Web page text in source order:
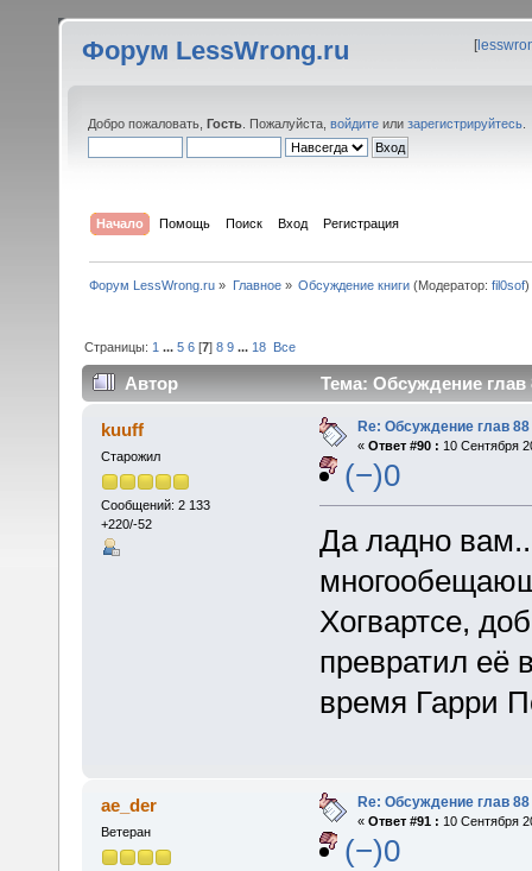
Форум LessWrong.ru [
Добро пожаловать, Гость . Пожалуйста, войдите или зарегистрируйтесь
Начало Помощь Поиск Вход Регистрация
Форум LessWrong.ru » Главное» Обсуждение книги(Модератор: fil0sof)
Страницы: 1 ...5 6 [7]8 9 ... 18 Все
Автор Тема: Обсуждение глав
kuuff
Старожил
Сообщений: 2 133
+220/-52
Re: Обсуждение глав 88
« Ответ #90 : 10 Сентября
(−)0
Да ладно
Хогвартсе,
превратил её
время Гарри
ae_der
Ветеран
Re: Обсуждение глав 88
« Ответ #91 : 10 Сентября
(−)0